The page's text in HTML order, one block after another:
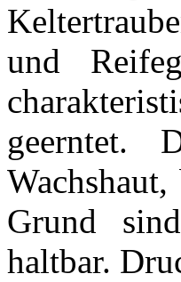
und
geerntet.
Grund
haltbar.